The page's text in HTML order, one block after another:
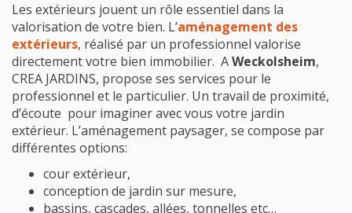
Les extérieurs jouent un rôle essentiel dans la
valorisation de votre bien. L’aménagement des
extérieurs, réalisé par un professionnel valorise
directement votre bien immobilier. AWeckolsheim,
CREA JARDINS, propose ses services pour le
professionnel et le particulier. Un travail de proximité,
d’écoute pour imaginer avec vous votre jardin
extérieur. L’aménagement paysager, se compose par
différentes options:
cour extérieur,
conception de jardin sur mesure,
bassins, cascades, allées, tonnelles etc…